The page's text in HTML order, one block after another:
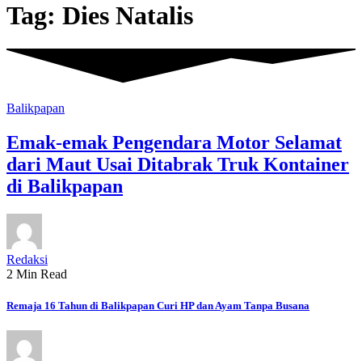
Tag: Dies Natalis
Balikpapan
Emak-emak Pengendara Motor Selamat
dari Maut Usai Ditabrak Truk Kontainer
di Balikpapan
Redaksi
2 Min Read
Remaja 16 Tahun di Balikpapan Curi HP dan Ayam Tanpa Busana